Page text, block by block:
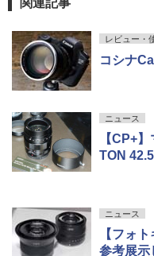
関連記事
レビュー・
コシナ
ニュース
【CP+
TON
ニュース
【フォ
参考展示